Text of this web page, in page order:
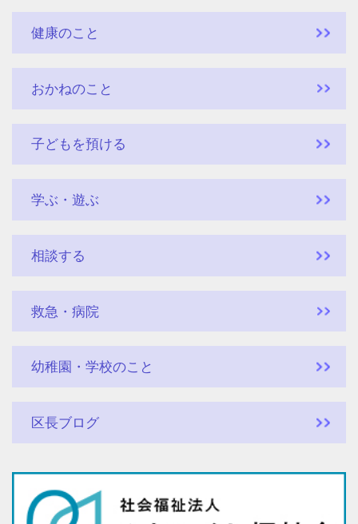
健康のこと
おかねのこと
子どもを預ける
学ぶ・遊ぶ
相談する
救急・病院
幼稚園・学校のこと
区長ブログ